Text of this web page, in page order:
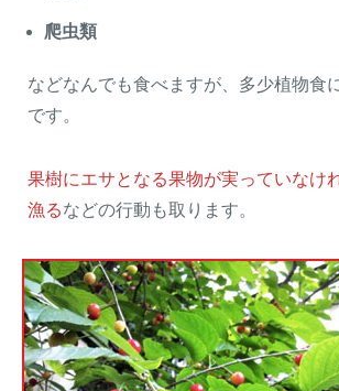
爬虫類
などなんでも食べますが、多少植物食
です。
果樹にエサとなる果物が実っていなけ
漁るなどの行動も取ります。